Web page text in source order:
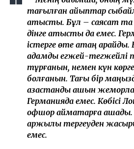
тағылған айыптар
қатысты. Бұл – саясат та
дінге қатысты да емес.
істерге өте қатаң
қадамды егжей-тегжейлі
тұрғанын, немен күн
болғанын. Тағы бір
қазақстандық қашқын
Германияда емес. Көбісі
офшор аймақтарға
қаржылық тергеуден
емес.